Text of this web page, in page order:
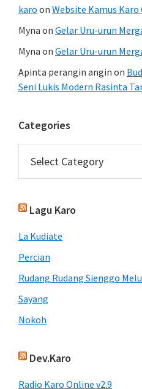
karo on Website Kamus Karo
Myna on Gelar Uru-urun
Myna on Gelar Uru-urun
Apinta perangin angin on
Seni Lukis Modern Rasinta
Categories
Lagu Karo
La Kudiate
Percian
Rudang Rudang Sienggo
Sayang
Nokoh
Dev.Karo
Radio Karo Online v2.9